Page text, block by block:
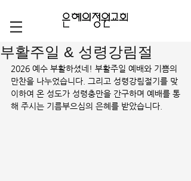
부활주일 & 성령강림절
2026 예수 부활하셨네! 부활주일 예배와 기쁨의
만찬을 나누었습니다. 그리고 성령강림절기를 맞
이하여 온 성도가 성령충만을 간구하며 예배를 통
해 주시는 기름부으심의 은혜를 받았습니다.